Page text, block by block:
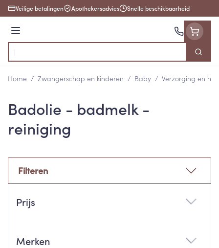
Ga naar de inhoud
Veilige betalingen Apothekersadvies Snelle beschikbaarheid
Menu
Product, merk, categorie...
Zoek
Home / Zwangerschap en kinderen / Baby / Verzorging en
Badolie - badmelk -
reiniging
Filteren
Prijs
Merken